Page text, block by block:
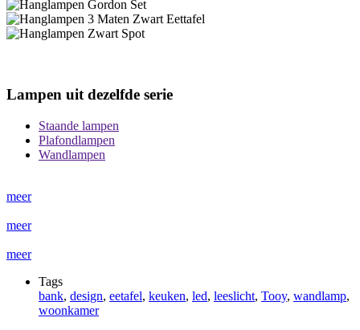
Lampen uit dezelfde serie
Staande lampen
Plafondlampen
Wandlampen
meer
meer
meer
Tags
bank, design, eetafel, keuken, led, leeslicht, Tooy, wandlamp,
woonkamer